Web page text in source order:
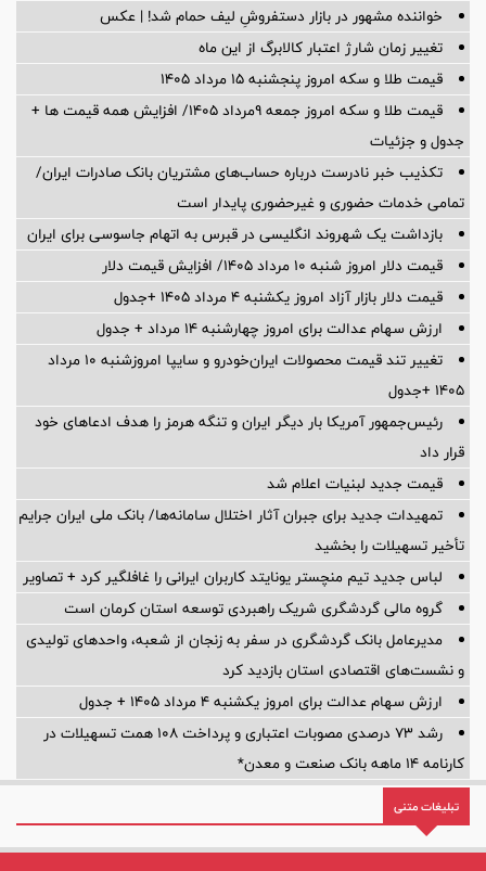
خواننده مشهور در بازار دستفروشِ لیف حمام شد! | عکس
تغییر زمان شارژ اعتبار کالابرگ از این ماه
قیمت طلا و سکه امروز پنجشنبه ۱۵ مرداد ۱۴۰۵
قیمت طلا و سکه امروز جمعه ۹مرداد ۱۴۰۵/ افزایش همه قیمت ها +
جدول و جزئیات
تکذیب خبر نادرست درباره حساب‌های مشتریان بانک صادرات ایران/
تمامی خدمات حضوری و غیرحضوری پایدار است
بازداشت یک شهروند انگلیسی در قبرس به اتهام جاسوسی برای ایران
قیمت دلار امروز شنبه ۱۰ مرداد ۱۴۰۵/ افزایش قیمت دلار
قیمت دلار بازار آزاد امروز یکشنبه ۴ مرداد ۱۴۰۵ +جدول
ارزش سهام عدالت برای امروز چهارشنبه ۱۴ مرداد + جدول
تغییر تند قیمت محصولات ایران‌خودرو و سایپا امروزشنبه ۱۰ مرداد
۱۴۰۵ +جدول
رئیس‌جمهور آمریکا بار دیگر ایران و تنگه هرمز را هدف ادعاهای خود
قرار داد
قیمت جدید لبنیات اعلام شد
تمهیدات جدید برای جبران آثار اختلال سامانه‌ها/ بانک ملی ایران جرایم
تأخیر تسهیلات را بخشید
لباس جدید تیم منچستر یونایتد کاربران ایرانی را غافلگیر کرد + تصاویر
گروه مالی گردشگری شریک راهبردی توسعه استان کرمان است
مدیرعامل بانک گردشگری در سفر به زنجان از شعبه، واحدهای تولیدی
و نشست‌های اقتصادی استان بازدید کرد
ارزش سهام عدالت برای امروز یکشنبه ۴ مرداد ۱۴۰۵ + جدول
رشد ۷۳ درصدی مصوبات اعتباری و پرداخت ۱۰۸ همت تسهیلات در
کارنامه ۱۴ ماهه بانک صنعت و معدن*
تبلیغات متنی